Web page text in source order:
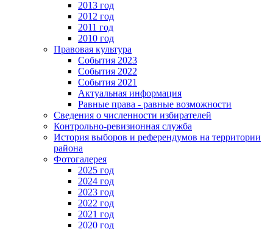
2013 год
2012 год
2011 год
2010 год
Правовая культура
События 2023
События 2022
События 2021
Актуальная информация
Равные права - равные возможности
Сведения о численности избирателей
Контрольно-ревизионная служба
История выборов и референдумов на территории
района
Фотогалерея
2025 год
2024 год
2023 год
2022 год
2021 год
2020 год